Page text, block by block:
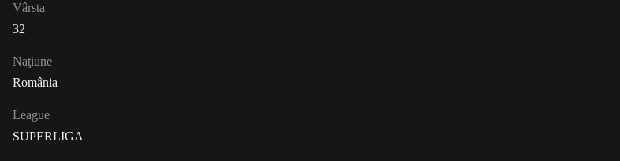
Vârsta
32
Naţiune
România
League
SUPERLIGA